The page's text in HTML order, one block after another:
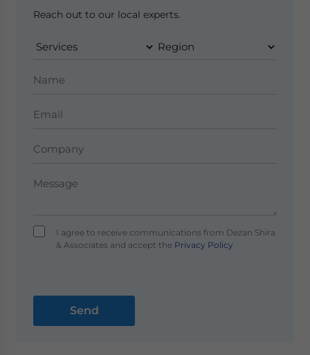
Reach out to our local experts.
I agree to receive communications from Dezan Shira
& Associates and accept thePrivacy Policy